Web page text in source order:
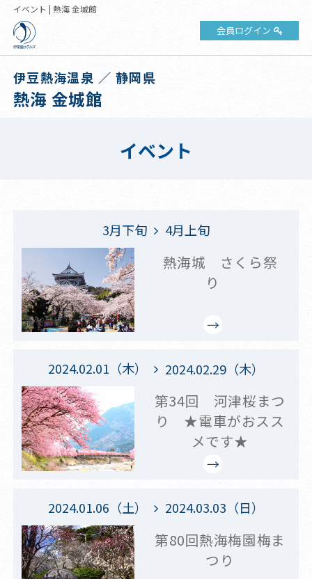
イベント | 熱海 金城館
会員ログイン
伊豆熱海温泉 ／ 静岡県
熱海 金城館
イベント
3月下旬 4月上旬
熱海城 さくら祭
り
2024.02.01（木） 2024.02.29（木）
第34回 河津桜まつ
り ★電車がおスス
メです★
2024.01.06（土） 2024.03.03（日）
第80回熱海梅園梅ま
つり